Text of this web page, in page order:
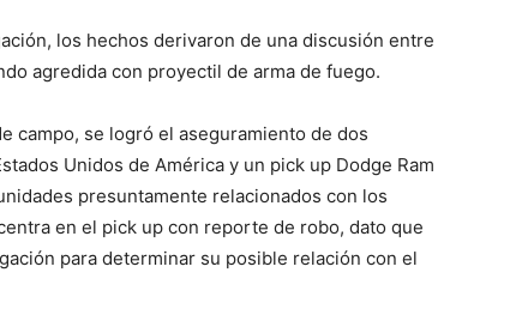
los hechos derivaron de una discusión entre
agredida con proyectil de arma de fuego.
campo, se logró el aseguramiento de dos
Unidos de América y un pick up Dodge Ram
presuntamente relacionados con los
en el pick up con reporte de robo, dato que
para determinar su posible relación con el